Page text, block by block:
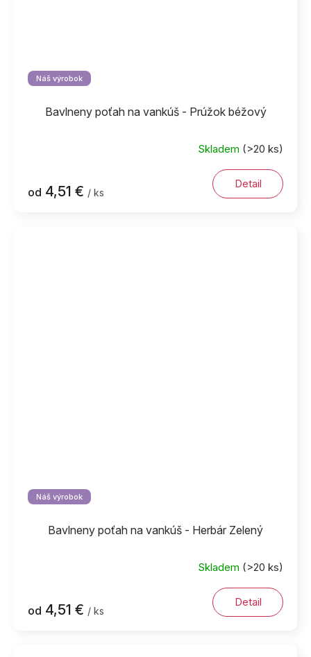
Náš výrobok
Bavlneny poťah na vankúš - Prúžok béžový
Skladem (>20 ks)
od 4,51 € / ks
Detail
Náš výrobok
Bavlneny poťah na vankúš - Herbár Zelený
Skladem (>20 ks)
od 4,51 € / ks
Detail